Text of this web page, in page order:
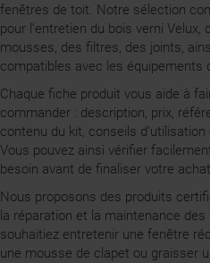
fenêtres de toit. Notre sélection
pour l’entretien du bois verni
mousses, des filtres, des joints,
compatibles avec les équipements
Chaque fiche produit vous aide à
commander : description, prix,
contenu du kit, conseils
Vous pouvez ainsi vérifier
besoin avant de finaliser votre
Nous proposons des produits
la réparation et la maintenance
souhaitiez entretenir une fenêtre
une mousse de clapet ou graisser